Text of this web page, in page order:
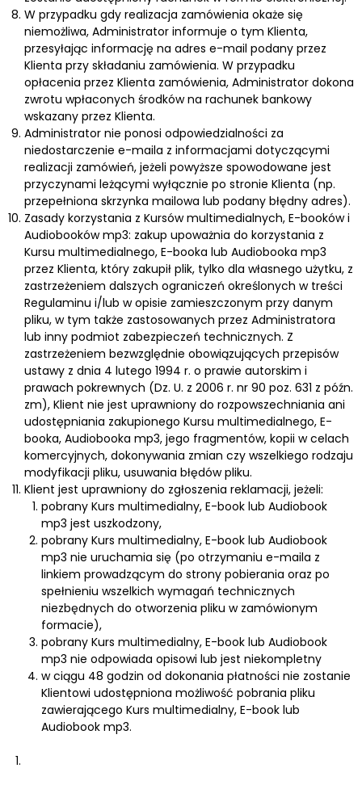
W przypadku gdy realizacja zamówienia okaże się
niemożliwa, Administrator informuje o tym Klienta,
przesyłając informację na adres e-mail podany przez
Klienta przy składaniu zamówienia. W przypadku
opłacenia przez Klienta zamówienia, Administrator dokona
zwrotu wpłaconych środków na rachunek bankowy
wskazany przez Klienta.
Administrator nie ponosi odpowiedzialności za
niedostarczenie e-maila z informacjami dotyczącymi
realizacji zamówień, jeżeli powyższe spowodowane jest
przyczynami leżącymi wyłącznie po stronie Klienta (np.
przepełniona skrzynka mailowa lub podany błędny adres).
Zasady korzystania z Kursów multimedialnych, E-booków i
Audiobooków mp3: zakup upoważnia do korzystania z
Kursu multimedialnego, E-booka lub Audiobooka mp3
przez Klienta, który zakupił plik, tylko dla własnego użytku, z
zastrzeżeniem dalszych ograniczeń określonych w treści
Regulaminu i/lub w opisie zamieszczonym przy danym
pliku, w tym także zastosowanych przez Administratora
lub inny podmiot zabezpieczeń technicznych. Z
zastrzeżeniem bezwzględnie obowiązujących przepisów
ustawy z dnia 4 lutego 1994 r. o prawie autorskim i
prawach pokrewnych (Dz. U. z 2006 r. nr 90 poz. 631 z późn.
zm), Klient nie jest uprawniony do rozpowszechniania ani
udostępniania zakupionego Kursu multimedialnego, E-
booka, Audiobooka mp3, jego fragmentów, kopii w celach
komercyjnych, dokonywania zmian czy wszelkiego rodzaju
modyfikacji pliku, usuwania błędów pliku.
Klient jest uprawniony do zgłoszenia reklamacji, jeżeli:
pobrany Kurs multimedialny, E-book lub Audiobook
mp3 jest uszkodzony,
pobrany Kurs multimedialny, E-book lub Audiobook
mp3 nie uruchamia się (po otrzymaniu e-maila z
linkiem prowadzącym do strony pobierania oraz po
spełnieniu wszelkich wymagań technicznych
niezbędnych do otworzenia pliku w zamówionym
formacie),
pobrany Kurs multimedialny, E-book lub Audiobook
mp3 nie odpowiada opisowi lub jest niekompletny
w ciągu 48 godzin od dokonania płatności nie zostanie
Klientowi udostępniona możliwość pobrania pliku
zawierającego Kurs multimedialny, E-book lub
Audiobook mp3.